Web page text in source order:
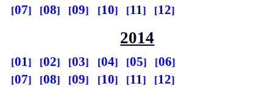
07
08 09 10 11 12
2014
01 02 03 04 05
06
07
08 09 10 11 12